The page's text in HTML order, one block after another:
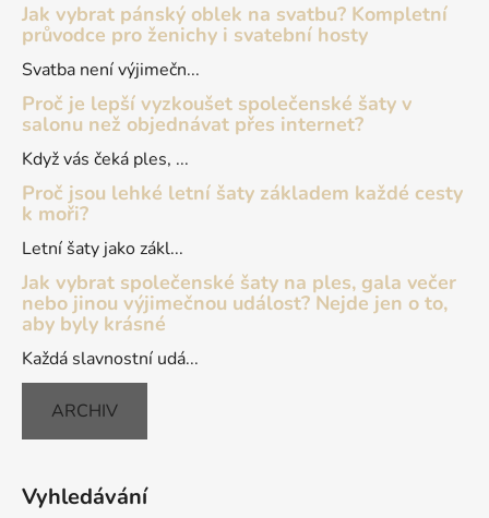
Jak vybrat pánský oblek na svatbu? Kompletní
průvodce pro ženichy i svatební hosty
Svatba není výjimečn...
Proč je lepší vyzkoušet společenské šaty v
salonu než objednávat přes internet?
Když vás čeká ples, ...
Proč jsou lehké letní šaty základem každé cesty
k moři?
Letní šaty jako zákl...
Jak vybrat společenské šaty na ples, gala večer
nebo jinou výjimečnou událost? Nejde jen o to,
aby byly krásné
Každá slavnostní udá...
ARCHIV
Vyhledávání